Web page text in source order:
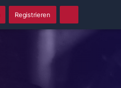
Registrieren